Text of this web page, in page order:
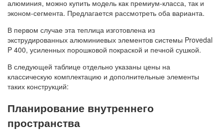
алюминия, можно купить модель как премиум-класса, так и
эконом-сегмента. Предлагается рассмотреть оба варианта.
В первом случае эта теплица изготовлена ​​из
экструдированных алюминиевых элементов системы Provedal
P 400, усиленных порошковой покраской и печной сушкой.
В следующей таблице отдельно указаны цены на
классическую комплектацию и дополнительные элементы
таких конструкций:
Планирование внутреннего
пространства